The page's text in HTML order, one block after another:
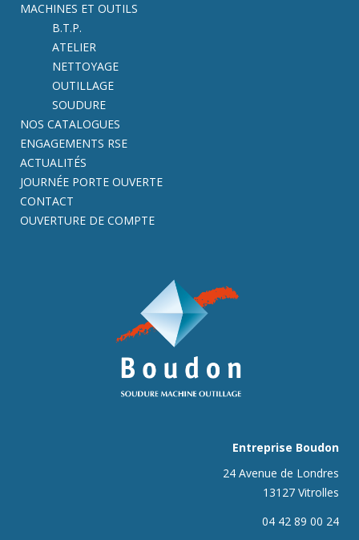
MACHINES ET OUTILS
B.T.P.
ATELIER
NETTOYAGE
OUTILLAGE
SOUDURE
NOS CATALOGUES
ENGAGEMENTS RSE
ACTUALITÉS
JOURNÉE PORTE OUVERTE
CONTACT
OUVERTURE DE COMPTE
Entreprise Boudon
24 Avenue de Londres
13127 Vitrolles
04 42 89 00 24